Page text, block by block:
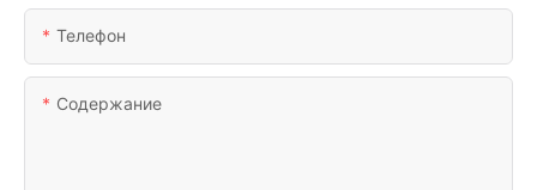
Телефон
Содержание